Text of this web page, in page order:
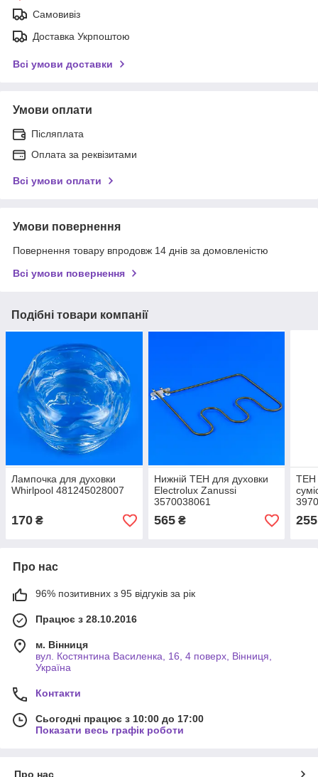
Самовивіз
Доставка Укрпоштою
Всі умови доставки
Умови оплати
Післяплата
Оплата за реквізитами
Всі умови оплати
Умови повернення
Повернення товару впродовж 14 днів за домовленістю
Всі умови повернення
Подібні товари компанії
Лампочка для духовки
Whirlpool 481245028007
170 ₴
Нижній ТЕН для духовки
Electrolux Zanussi
3570038061
565₴
ТЕН
255
Про нас
96% позитивних з 95 відгуків за рік
Працює з 28.10.2016
м. Вінниця
вул. Костянтина Василенка, 16, 4 поверх, Вінниця,
Україна
Контакти
Сьогодні працює з 10:00 до 17:00
Показати весь графік роботи
Про нас